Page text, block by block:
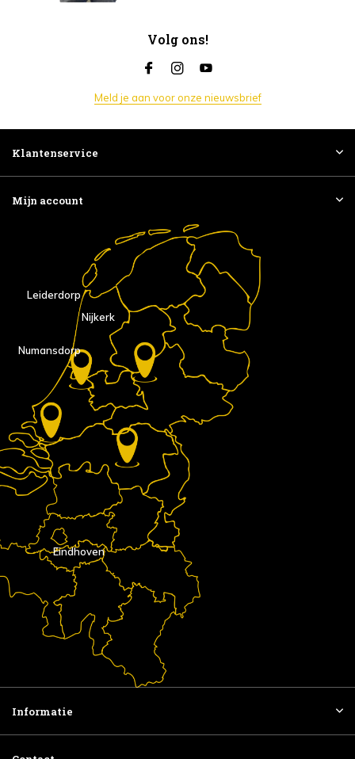
Volg ons!
Meld je aan voor onze nieuwsbrief
Klantenservice
Mijn account
Eindhoven
Nijkerk
Numansdorp
Leiderdorp
Informatie